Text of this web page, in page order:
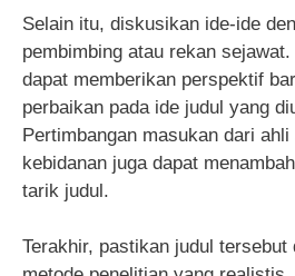
Selain itu, diskusikan ide-ide
pembimbing atau rekan
dapat memberikan perspektif
perbaikan pada ide judul yang
Pertimbangan masukan dari
kebidanan juga dapat
tarik judul.
Terakhir, pastikan judul tersebut